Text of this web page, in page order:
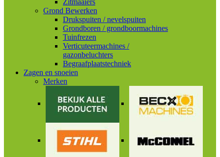
Zitmaaiers
Grond Bewerken
Drukspuiten / nevelspuiten
Grondboren / grondboormachines
Tuinfrezen
Verticuteermachines /
gazonbeluchters
Begraafplaatstechniek
Zagen en snoeien
Merken